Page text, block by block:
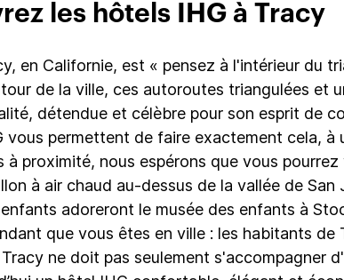
les hôtels IHG à Tracy
en Californie, est « pensez à l'intérieur du
de la ville, ces autoroutes triangulées et
détendue et célèbre pour son esprit de
permettent de faire exactement cela,
proximité, nous espérons que vous
à air chaud au-dessus de la vallée de
adoreront le musée des enfants à
que vous êtes en ville : les habitants
ne doit pas seulement s'accompagner